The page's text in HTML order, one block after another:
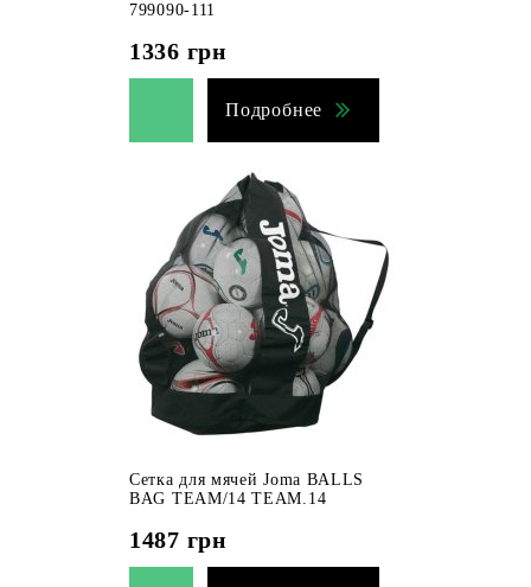
799090-111
1336 грн
Подробнее
Сетка для мячей Joma BALLS
BAG TEAM/14 TEAM.14
1487 грн